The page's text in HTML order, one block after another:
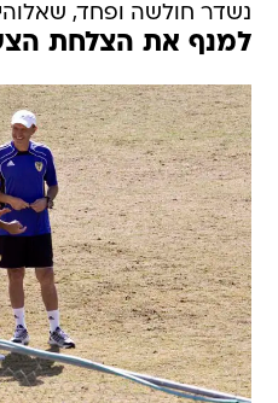
נשדר חולשה ופחד,
למנף את הצלחת